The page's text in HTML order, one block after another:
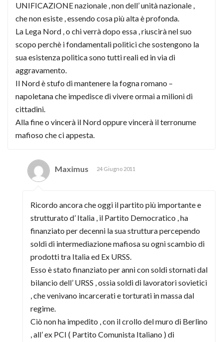
UNIFICAZIONE nazionale , non dell’ unità nazionale ,
che non esiste , essendo cosa più alta è profonda.
La Lega Nord , o chi verrà dopo essa , riuscirà nel suo
scopo perchè i fondamentali politici che sostengono la
sua esistenza politica sono tutti reali ed in via di
aggravamento.
Il Nord è stufo di mantenere la fogna romano –
napoletana che impedisce di vivere ormai a milioni di
cittadini.
Alla fine o vincerà il Nord oppure vincerà il terronume
mafioso che ci appesta.
Maximus 24 Giugno 2011
Ricordo ancora che oggi il partito più importante e
strutturato d’ Italia , il Partito Democratico , ha
finanziato per decenni la sua struttura percependo
soldi di intermediazione mafiosa su ogni scambio di
prodotti tra Italia ed Ex URSS.
Esso è stato finanziato per anni con soldi stornati dal
bilancio dell’ URSS , ossia soldi di lavoratori sovietici
, che venivano incarcerati e torturati in massa dal
regime.
Ciò non ha impedito , con il crollo del muro di Berlino
, all’ ex PCI ( Partito Comunista Italiano ) di